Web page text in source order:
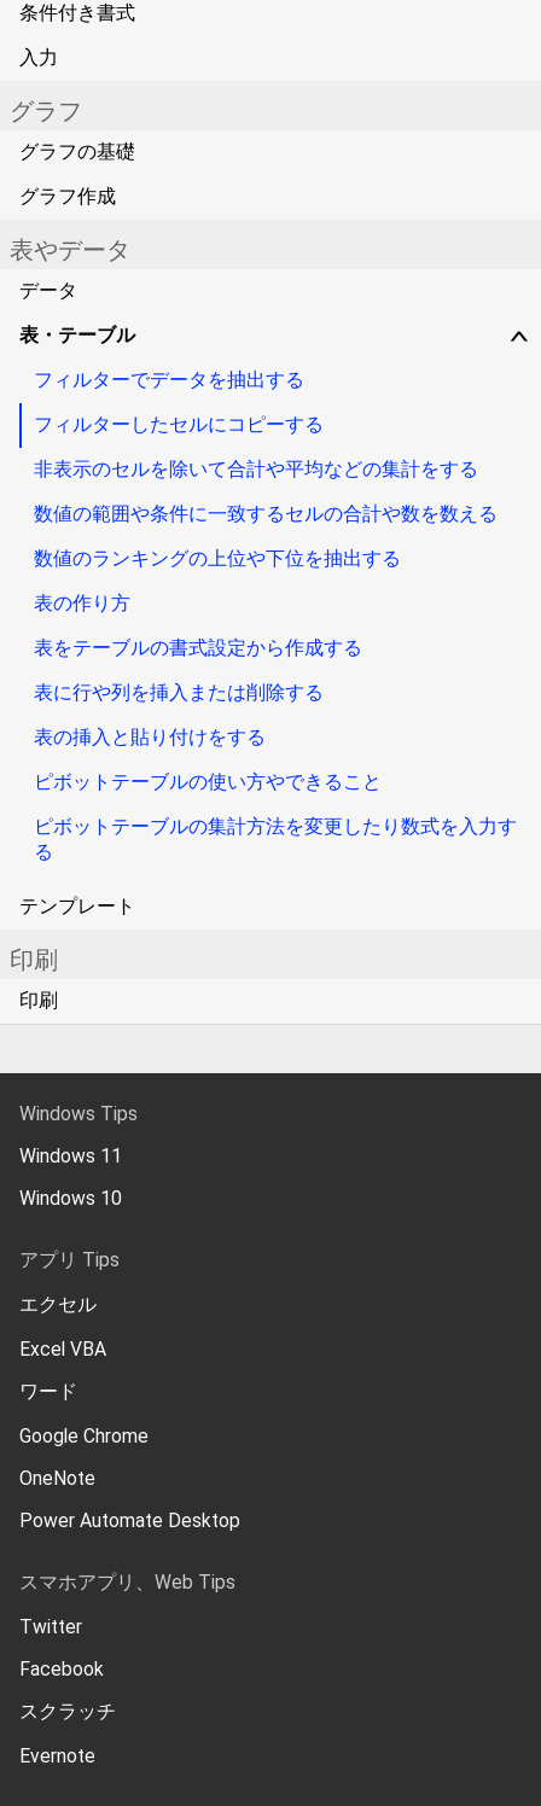
条件付き書式
入力
グラフ
グラフの基礎
グラフ作成
表やデータ
データ
∨
表・テーブル
フィルターでデータを抽出する
フィルターしたセルにコピーする
非表示のセルを除いて合計や平均などの集計をする
数値の範囲や条件に一致するセルの合計や数を数える
数値のランキングの上位や下位を抽出する
表の作り方
表をテーブルの書式設定から作成する
表に行や列を挿入または削除する
表の挿入と貼り付けをする
ピボットテーブルの使い方やできること
ピボットテーブルの集計方法を変更したり数式を入力す
る
テンプレート
印刷
印刷
Windows Tips
Windows 11
Windows 10
アプリ Tips
エクセル
Excel VBA
ワード
Google Chrome
OneNote
Power Automate Desktop
スマホアプリ、Web Tips
Twitter
Facebook
スクラッチ
Evernote